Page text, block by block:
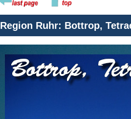
Region Ruhr: Bottrop,